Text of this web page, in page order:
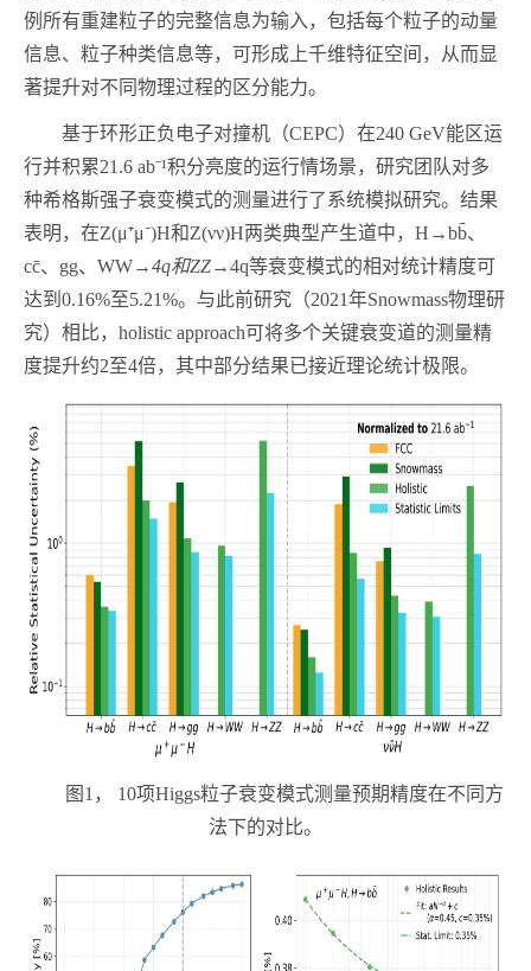
例所有重建粒子的完整信息为输入，包括每个粒子的动量
信息、粒子种类信息等，可形成上千维特征空间，从而显
著提升对不同物理过程的区分能力。
基于环形正负电子对撞机（CEPC）在240 GeV能区运
行并积累21.6 ab⁻¹积分亮度的运行情场景，研究团队对多
种希格斯强子衰变模式的测量进行了系统模拟研究。结果
表明，在Z(μ⁺μ⁻)H和Z(νν)H两类典型产生道中，H→bb̄、
cc̄、gg、WW→4q和ZZ→4q等衰变模式的相对统计精度可
达到0.16%至5.21%。与此前研究（2021年Snowmass物理研
究）相比，holistic approach可将多个关键衰变道的测量精
度提升约2至4倍，其中部分结果已接近理论统计极限。
图 1 ， 10项Higgs粒子衰变模式测量预期精度在不同方
法下的对比。